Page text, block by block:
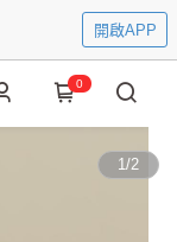
開啟APP
0
1/2